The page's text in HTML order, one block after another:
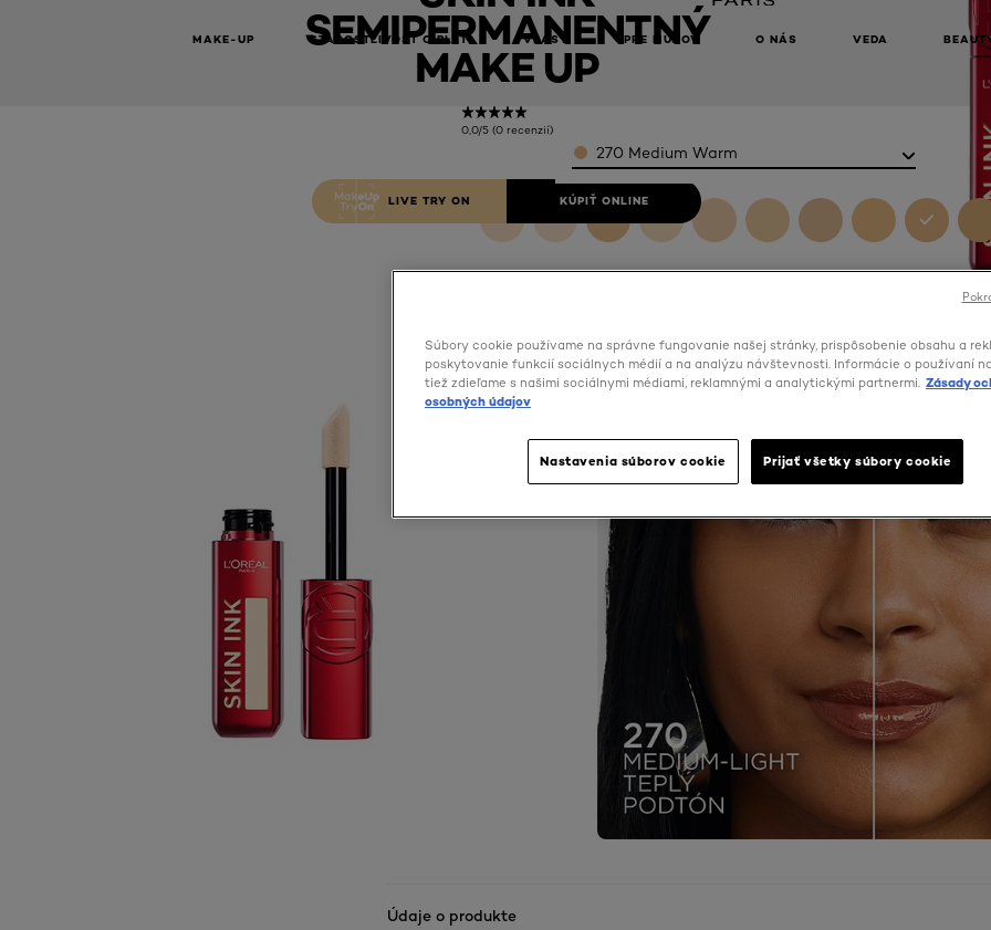
MAKE-UP STAROSTLIVOSŤ O PLEŤ VLASY PRE MUŽOV O NÁS VEDA
SEMIPERMANENTNÝ
MAKE UP
0,0/5 (0 recenzií)
LIVE TRY ON KÚPIŤ ONLINE
Color270 Medium Warm
Údaje o produkte
Súbory cookie používame na správne fungovanie našej stránky, prispôsobenie obsahu a
poskytovanie funkcií sociálnych médií a na analýzu návštevnosti. Informácie o používaní
tiež zdieľame s našimi sociálnymi médiami, reklamnými a analytickými partnermi. Zásady
osobných údajov
Nastavenia súborov cookie Prijať všetky súbory cookie